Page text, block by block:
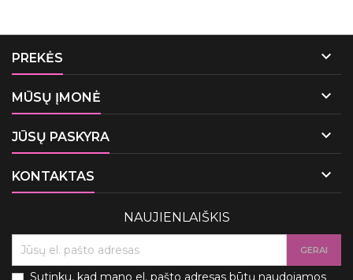
PREKĖS 
MŪSŲ ĮMONĖ 
JŪSŲ PASKYRA 
KONTAKTAS 
NAUJIENLAIŠKIS
Sutinku, kad mano el. pašto adresas būtų naudojamos